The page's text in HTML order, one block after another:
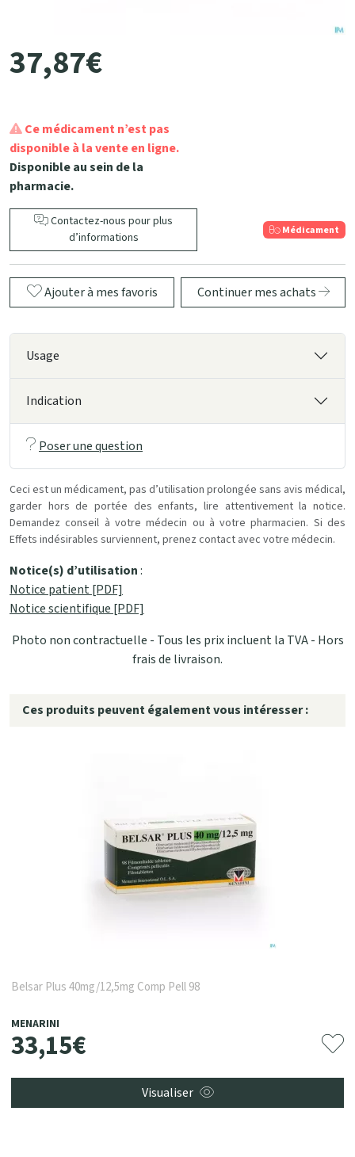
37,87€
Ce médicament n’est pas
disponible à la vente en ligne.
Disponible au sein de la
pharmacie.
Contactez-nous pour plus
d’informations
Médicament
Ajouter à mes favoris Continuer mes achats
Usage
Indication
Poser une question
Ceci est un médicament, pas d’utilisation prolongée sans avis médical,
garder hors de portée des enfants, lire attentivement la notice.
Demandez conseil à votre médecin ou à votre pharmacien. Si des
Effets indésirables surviennent, prenez contact avec votre médecin.
Notice(s) d’utilisation:
Notice patient [PDF]
Notice scientifique [PDF]
Photo non contractuelle - Tous les prix incluent la TVA - Hors
frais de livraison.
Ces produits peuvent également vous intéresser :
Belsar Plus 40mg/12,5mg Comp Pell 98
MENARINI
33,15€
Visualiser